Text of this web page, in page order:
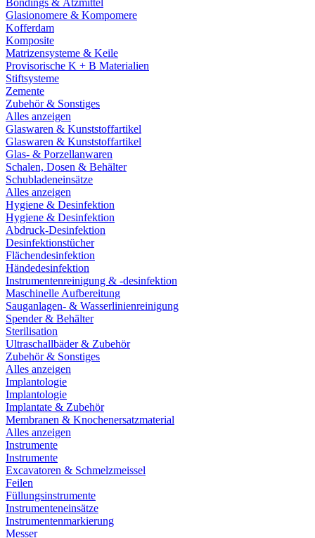
Bondings & Ätzmittel
Glasionomere & Kompomere
Kofferdam
Komposite
Matrizensysteme & Keile
Provisorische K + B Materialien
Stiftsysteme
Zemente
Zubehör & Sonstiges
Alles anzeigen
Glaswaren & Kunststoffartikel
Glaswaren & Kunststoffartikel
Glas- & Porzellanwaren
Schalen, Dosen & Behälter
Schubladeneinsätze
Alles anzeigen
Hygiene & Desinfektion
Hygiene & Desinfektion
Abdruck-Desinfektion
Desinfektionstücher
Flächendesinfektion
Händedesinfektion
Instrumentenreinigung & -desinfektion
Maschinelle Aufbereitung
Sauganlagen- & Wasserlinienreinigung
Spender & Behälter
Sterilisation
Ultraschallbäder & Zubehör
Zubehör & Sonstiges
Alles anzeigen
Implantologie
Implantologie
Implantate & Zubehör
Membranen & Knochenersatzmaterial
Alles anzeigen
Instrumente
Instrumente
Excavatoren & Schmelzmeissel
Feilen
Füllungsinstrumente
Instrumenteneinsätze
Instrumentenmarkierung
Messer